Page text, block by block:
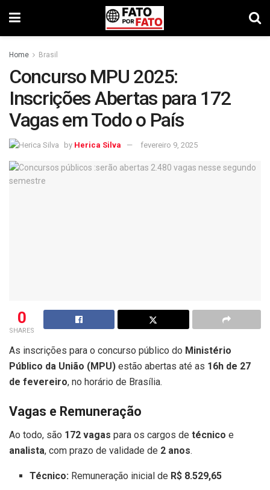
Home Brasil
Concurso MPU 2025:
Inscrições Abertas para 172
Vagas em Todo o País
by Herica Silva fevereiro 9, 2025
0
SHARES
As inscrições para o concurso público do Ministério
Público da União (MPU) estão abertas até as 16h de 27
de fevereiro, no horário de Brasília.
Vagas e Remuneração
Ao todo, são 172 vagas para os cargos de técnico e
analista, com prazo de validade de 2 anos.
Técnico: Remuneração inicial de R$ 8.529,65